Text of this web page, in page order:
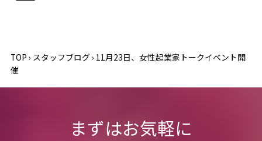
TOP › スタッフブログ › 11月23日、女性起業家トークイベント開
催
まずはお気軽に